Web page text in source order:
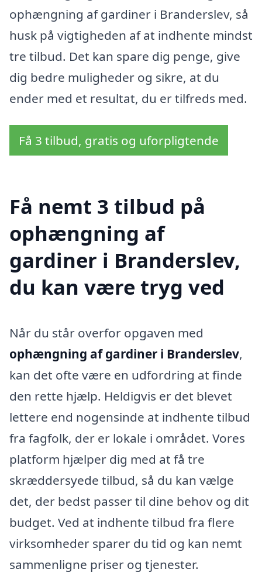
ophængning af gardiner i Branderslev, så
husk på vigtigheden af at indhente mindst
tre tilbud. Det kan spare dig penge, give
dig bedre muligheder og sikre, at du
ender med et resultat, du er tilfreds med.
Få 3 tilbud, gratis og uforpligtende
Få nemt 3 tilbud på
ophængning af
gardiner i Branderslev,
du kan være tryg ved
Når du står overfor opgaven med
ophængning af gardiner i Branderslev,
kan det ofte være en udfordring at finde
den rette hjælp. Heldigvis er det blevet
lettere end nogensinde at indhente tilbud
fra fagfolk, der er lokale i området. Vores
platform hjælper dig med at få tre
skræddersyede tilbud, så du kan vælge
det, der bedst passer til dine behov og dit
budget. Ved at indhente tilbud fra flere
virksomheder sparer du tid og kan nemt
sammenligne priser og tjenester.